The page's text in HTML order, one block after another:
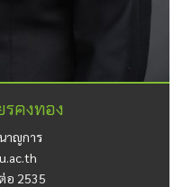
คงทอง
าญการ
อ 2535